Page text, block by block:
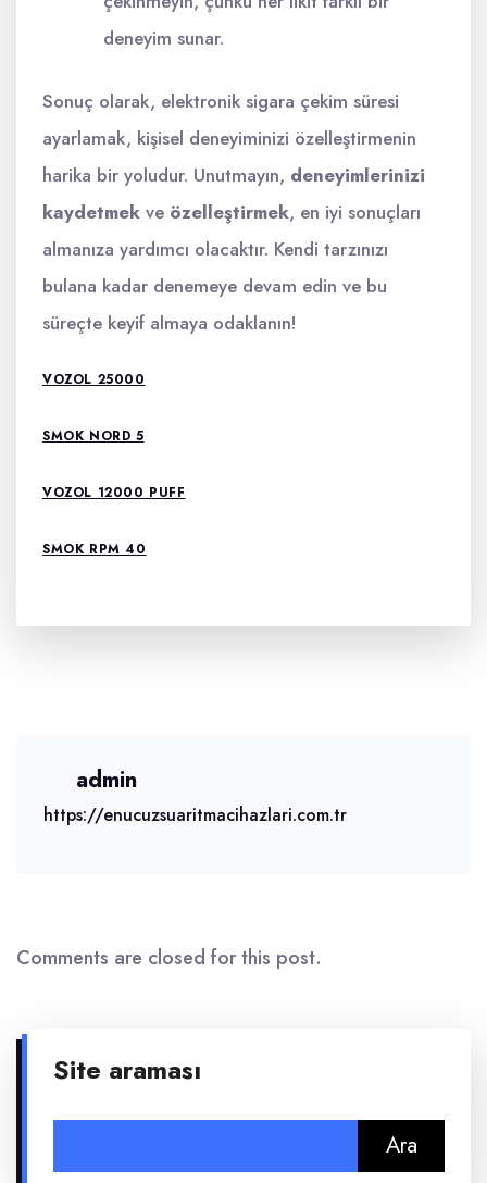
deneyim sunar.
Sonuç olarak, elektronik sigara çekim süresi
ayarlamak, kişisel deneyiminizi özelleştirmenin
harika bir yoludur. Unutmayın, deneyimlerinizi
kaydetmek ve özelleştirmek, en iyi sonuçları
almanıza yardımcı olacaktır. Kendi tarzınızı
bulana kadar denemeye devam edin ve bu
süreçte keyif almaya odaklanın!
VOZOL 25000
SMOK NORD 5
VOZOL 12000 PUFF
SMOK RPM 40
admin
https://enucuzsuaritmacihazlari.com.tr
Comments are closed for this post.
Site araması